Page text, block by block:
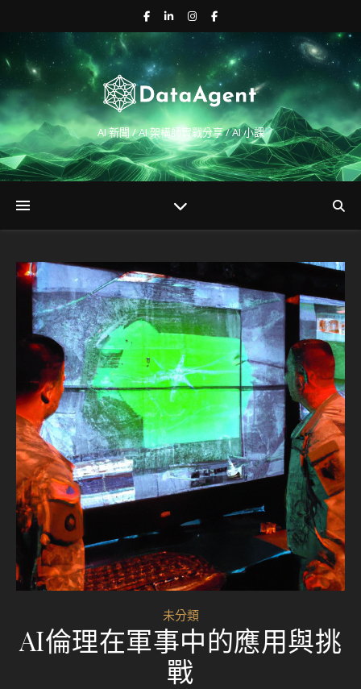
AI 新聞 / AI 架構師實戰分享 / AI 小課
未分類
AI倫理在軍事中的應用與挑
戰